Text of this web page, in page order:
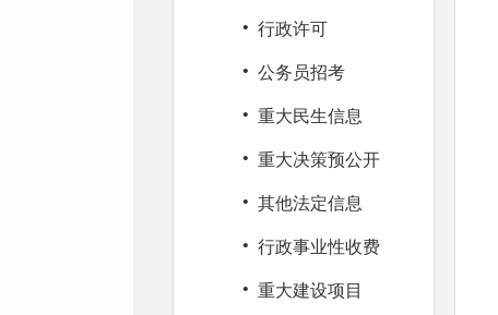
· 行政许可
· 公务员招考
· 重大民生信息
· 重大决策预公开
· 其他法定信息
· 行政事业性收费
· 重大建设项目